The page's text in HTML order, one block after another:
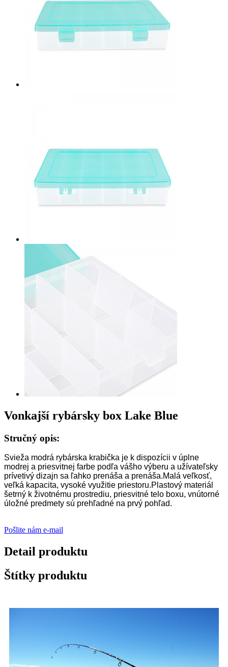
Vonkajší rybársky box Lake Blue
Stručný opis:
Svieža modrá rybárska krabička je k dispozícii v úplne
modrej a priesvitnej farbe podľa vášho výberu a užívateľsky
prívetivý dizajn sa ľahko prenáša a prenáša.Malá veľkosť,
veľká kapacita, vysoké využitie priestoru.Plastový materiál
šetrný k životnému prostrediu, priesvitné telo boxu, vnútorné
úložné predmety sú prehľadné na prvý pohľad.
Pošlite nám e-mail
Detail produktu
Štítky produktu